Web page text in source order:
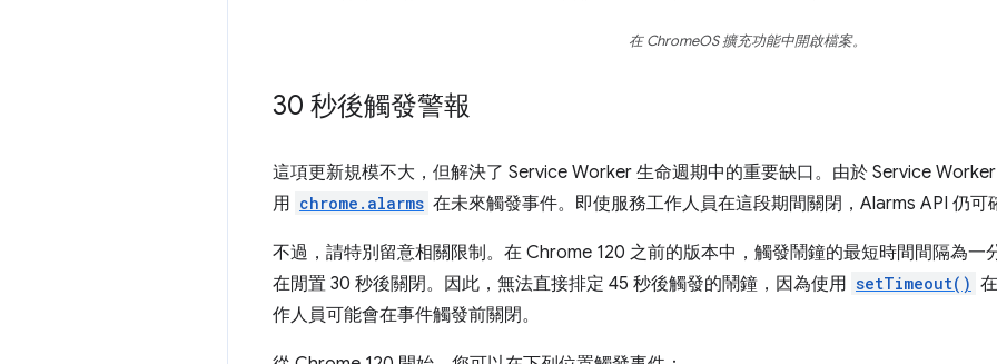
在 ChromeOS 擴充功能中開啟檔案。
30 秒後觸發警報
這項更新規模不大，但解決了 Service Worker 生命週期中的重要缺口。由於 Service
用 chrome.alarms 在未來觸發事件。即使服務工作人員在這段期間關閉，Alarms API 仍可
不過，請特別留意相關限制。在 Chrome 120 之前的版本中，觸發鬧鐘的最短時間間隔為一
在閒置 30 秒後關閉。因此，無法直接排定 45 秒後觸發的鬧鐘，因為使用 setTimeout()
作人員可能會在事件觸發前關閉。